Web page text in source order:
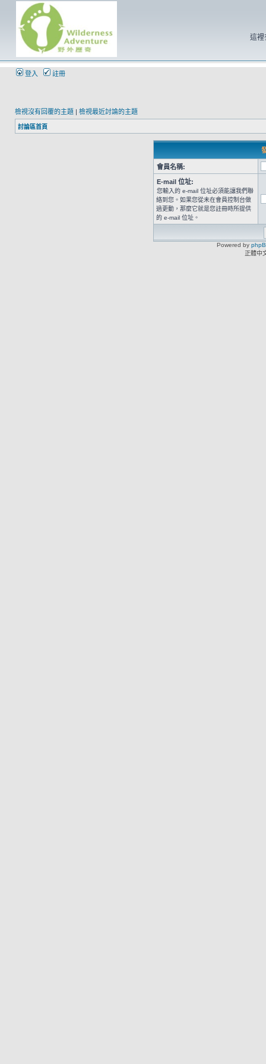
這裡
登入 註冊
檢視沒有回覆的主題 | 檢視最近討論的主題
討論區首頁
會員名稱:
E-mail 位址:
您輸入的 e-mail 位址必須能讓我們聯
絡到您。如果您從未在會員控制台做
過更動，那麼它就是您註冊時所提供
的 e-mail 位址。
Powered by
正體中